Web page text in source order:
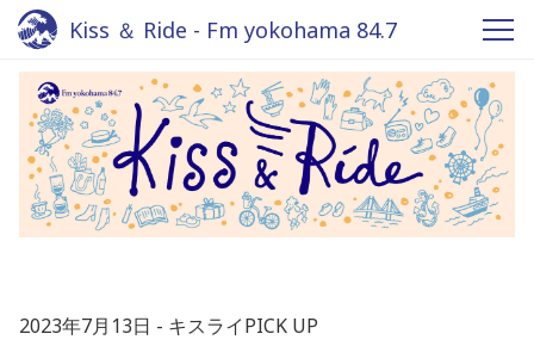
Kiss ＆ Ride - Fm yokohama 84.7
2023年7月13日 キスライPICK UP